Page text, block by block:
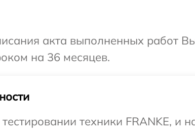
акта выполненных работ
на 36 месяцев.
техники FRANKE, и